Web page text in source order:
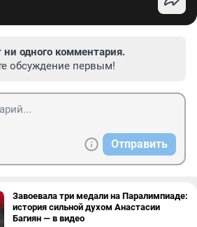
ни одного комментария.
обсуждение первым!
Отправить
Завоевала три медали на Паралимпиаде:
история сильной духом Анастасии
Багиян — в видео